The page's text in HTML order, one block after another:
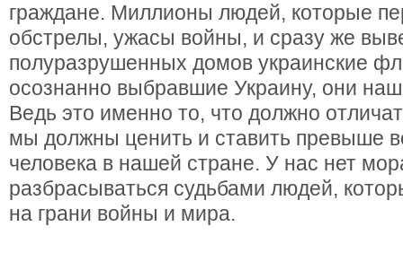
граждане. Миллионы людей, которые
обстрелы, ужасы войны, и сразу же
полуразрушенных домов украинские
осознанно выбравшие Украину, они
Ведь это именно то, что должно
мы должны ценить и ставить превыше
человека в нашей стране. У нас нет
разбрасываться судьбами людей,
на грани войны и мира.